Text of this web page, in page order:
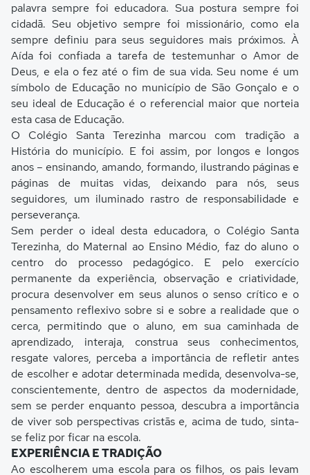
palavra sempre foi educadora. Sua postura sempre foi
cidadã. Seu objetivo sempre foi missionário, como ela
sempre definiu para seus seguidores mais próximos. À
Aída foi confiada a tarefa de testemunhar o Amor de
Deus, e ela o fez até o fim de sua vida. Seu nome é um
símbolo de Educação no município de São Gonçalo e o
seu ideal de Educação é o referencial maior que norteia
esta casa de Educação.
O Colégio Santa Terezinha marcou com tradição a
História do município. E foi assim, por longos e longos
anos – ensinando, amando, formando, ilustrando páginas e
páginas de muitas vidas, deixando para nós, seus
seguidores, um iluminado rastro de responsabilidade e
perseverança.
Sem perder o ideal desta educadora, o Colégio Santa
Terezinha, do Maternal ao Ensino Médio, faz do aluno o
centro do processo pedagógico. E pelo exercício
permanente da experiência, observação e criatividade,
procura desenvolver em seus alunos o senso crítico e o
pensamento reflexivo sobre si e sobre a realidade que o
cerca, permitindo que o aluno, em sua caminhada de
aprendizado, interaja, construa seus conhecimentos,
resgate valores, perceba a importância de refletir antes
de escolher e adotar determinada medida, desenvolva-se,
conscientemente, dentro de aspectos da modernidade,
sem se perder enquanto pessoa, descubra a importância
de viver sob perspectivas cristãs e, acima de tudo, sinta-
se feliz por ficar na escola.
EXPERIÊNCIA E TRADIÇÃO
Ao escolherem uma escola para os filhos, os pais levam